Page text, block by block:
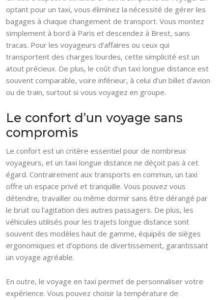
optant pour un taxi, vous éliminez la nécessité de gérer les
bagages à chaque changement de transport. Vous montez
simplement à bord à Paris et descendez à Brest, sans
tracas. Pour les voyageurs d’affaires ou ceux qui
transportent des charges lourdes, cette simplicité est un
atout précieux. De plus, le coût d’un taxi longue distance est
souvent comparable, voire inférieur, à celui d’un billet d’avion
ou de train, surtout si vous voyagez en groupe.
Le confort d’un voyage sans
compromis
Le confort est un critère essentiel pour de nombreux
voyageurs, et un taxi longue distance ne déçoit pas à cet
égard. Contrairement aux transports en commun, un taxi
offre un espace privé et tranquille. Vous pouvez vous
détendre, travailler ou même dormir sans être dérangé par
le bruit ou l’agitation des autres passagers. De plus, les
véhicules utilisés pour les trajets longue distance sont
souvent des modèles haut de gamme, équipés de sièges
ergonomiques et d’options de divertissement, garantissant
un voyage agréable.
En outre, le voyage en taxi permet de personnaliser votre
expérience. Vous pouvez choisir la température de